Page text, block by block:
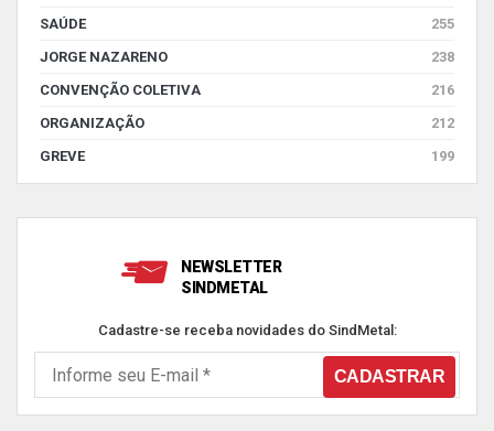
SAÚDE
255
JORGE NAZARENO
238
CONVENÇÃO COLETIVA
216
ORGANIZAÇÃO
212
GREVE
199
NEWSLETTER
SINDMETAL
Cadastre-se receba novidades do SindMetal: